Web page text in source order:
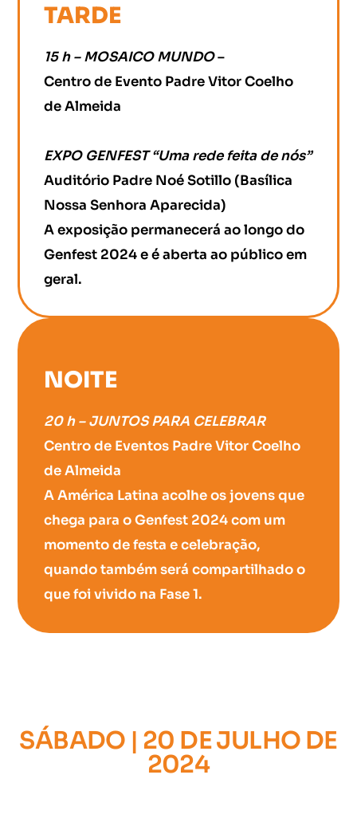
TARDE
15 h – MOSAICO MUNDO–
Centro de Evento Padre Vitor Coelho
de Almeida
EXPO GENFEST “Uma rede feita de nós”
Auditório Padre Noé Sotillo (Basílica
Nossa Senhora Aparecida)
A exposição permanecerá ao longo do
Genfest 2024 e é aberta ao público em
geral.
NOITE
20 h – JUNTOS PARA CELEBRAR
Centro de Eventos Padre Vitor Coelho
de Almeida
A América Latina acolhe os jovens que
chega para o Genfest 2024 com um
momento de festa e celebração,
quando também será compartilhado o
que foi vivido na Fase 1.
SÁBADO | 20 DE JULHO DE
2024